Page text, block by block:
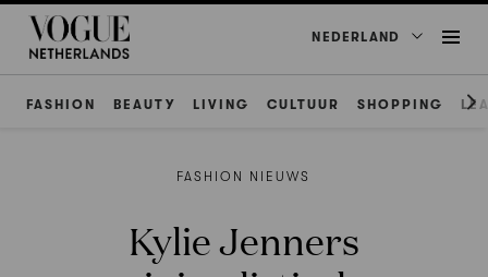
NEDERLAND
FASHION BEAUTY LIVING CULTUUR SHOPPING
FASHION NIEUWS
Kylie Jenners